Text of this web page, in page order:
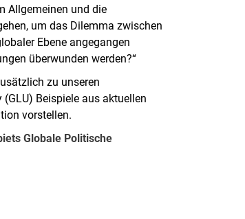
Allgemeinen und die
um das Dilemma zwischen
Ebene angegangen
überwunden werden?“
zu unseren
Beispiele aus aktuellen
vorstellen.
Globale Politische
neues Fenster)
öffnet neues Fenster)